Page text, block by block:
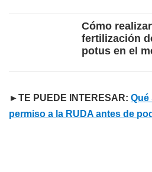
Cómo
fertilización
potus en el
►TE PUEDE INTERESAR: Qué
permiso a la RUDA antes de